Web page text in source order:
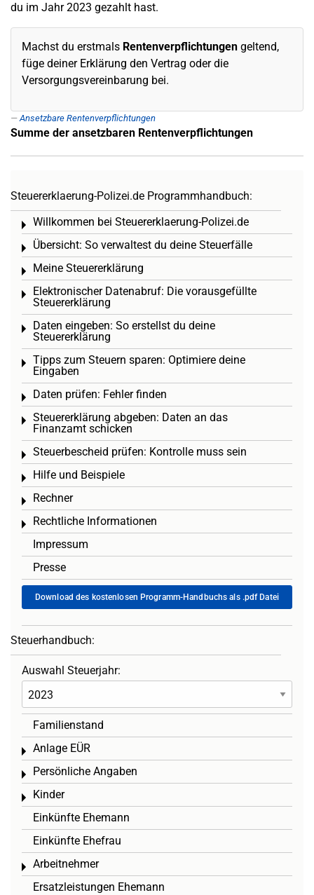
du im Jahr 2023 gezahlt hast.
Machst du erstmals Rentenverpflichtungen geltend,
füge deiner Erklärung den Vertrag oder die
Versorgungsvereinbarung bei.
Ansetzbare Rentenverpflichtungen
Summe der ansetzbaren Rentenverpflichtungen
Steuererklaerung-Polizei.de Programmhandbuch:
Willkommen bei Steuererklaerung-Polizei.de
Toggle menu
Übersicht: So verwaltest du deine Steuerfälle
Toggle menu
Meine Steuererklärung
Toggle menu
Elektronischer Datenabruf: Die vorausgefüllte
Steuererklärung
Toggle menu
Daten eingeben: So erstellst du deine
Steuererklärung
Toggle menu
Tipps zum Steuern sparen: Optimiere deine
Eingaben
Toggle menu
Daten prüfen: Fehler finden
Toggle menu
Steuererklärung abgeben: Daten an das
Finanzamt schicken
Toggle menu
Steuerbescheid prüfen: Kontrolle muss sein
Toggle menu
Hilfe und Beispiele
Toggle menu
Rechner
Toggle menu
Rechtliche Informationen
Toggle menu
Impressum
Presse
Download des kostenlosen Programm-Handbuchs als .pdf Datei
Steuerhandbuch:
Auswahl Steuerjahr:
Familienstand
Anlage EÜR
Toggle menu
Persönliche Angaben
Toggle menu
Kinder
Toggle menu
Einkünfte Ehemann
Einkünfte Ehefrau
Arbeitnehmer
Toggle menu
Ersatzleistungen Ehemann